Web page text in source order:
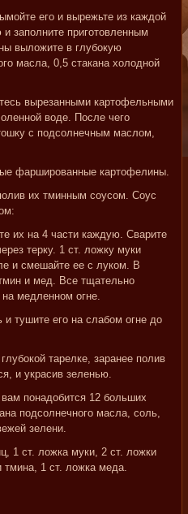
его и вырежьте из каждой
заполните приготовленным
выложите в глубокую
масла, 0,5 стакана холодной
вырезанными картофельными
воде. После чего
с подсолнечным маслом,
фаршированные картофелины.
их тминным соусом. Соус
их на 4 части каждую. Сварите
терку. 1 ст. ложку муки
и смешайте ее с луком. В
и мед. Все тщательно
медленном огне.
тушите его на слабом огне до
тарелке, заранее полив
и украсив зеленью.
понадобится 12 больших
подсолнечного масла, соль,
зелени.
1 ст. ложка муки, 2 ст. ложки
тмина, 1 ст. ложка меда.